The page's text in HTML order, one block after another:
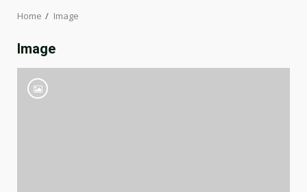
Home Image
Image